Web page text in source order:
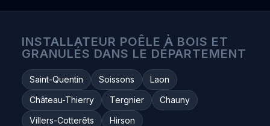
INSTALLATEUR POÊLE À BOIS ET
GRANULÉS DANS LE DÉPARTEMENT
Saint-Quentin Soissons
Laon
Château-Thierry
Tergnier
Chauny
Villers-Cotterêts
Hirson